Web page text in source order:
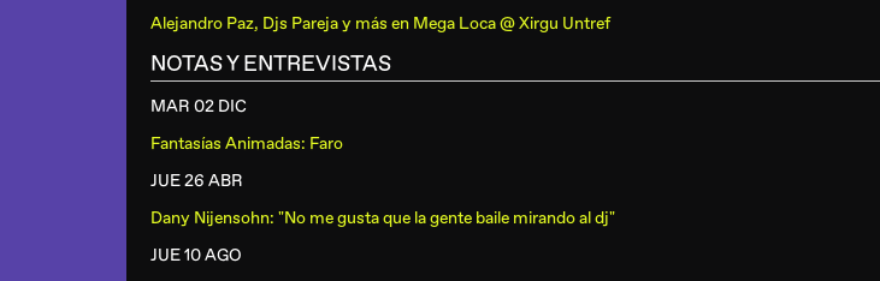
Alejandro Paz, Djs Pareja y más en Mega Loca @ Xirgu Untref
NOTAS Y ENTREVISTAS
MAR 02 DIC
Fantasías Animadas: Faro
JUE 26 ABR
Dany Nijensohn: "No me gusta que la gente baile mirando al dj"
JUE 10 AGO